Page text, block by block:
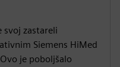
s
svoj zastareli
Siemens HiMed
je poboljšalo